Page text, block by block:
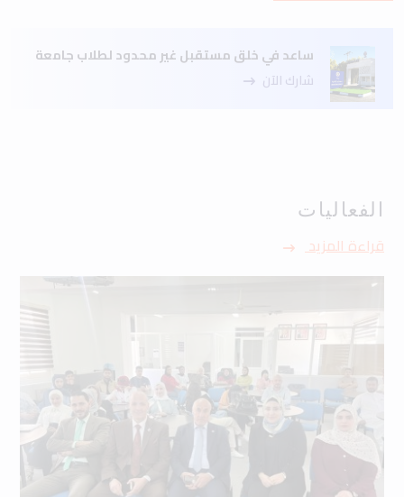
ساعد في خلق مستقبل غير محدود لطلاب جامعة
شارك الآن
الفعاليات
قراءة المزيد